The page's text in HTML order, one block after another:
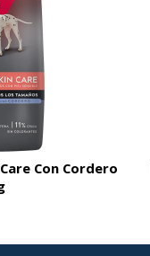
Con Cordero